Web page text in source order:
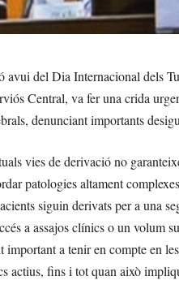
avui del Dia Internacional dels
Central, va fer una crida
denunciant importants
vies de derivació no
patologies altament
siguin derivats per a una
a assajos clínics o un volum
a tenir en compte en
actius, fins i tot quan això